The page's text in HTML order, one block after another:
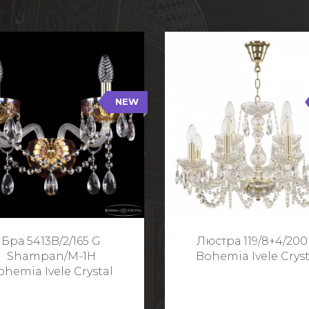
NEW
Бра 5413B/2/165 G
Shampan/M-1H
Ivele Crystal
2/165 G Shampan/M-1H
Тип: Хрустальные
арматуры: Золото/
Кол-во ламп: 2
Ширина: 35 см
Люстра 119/8+4/200
Bohemia Ivele
119/8+4/200 G
Тип: Стеклянный рожок
Цвет арматуры:
Кол-во ламп:
Диаметр: 58